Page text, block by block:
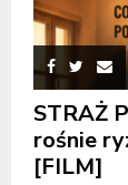
STRAŻ
rośnie
[FILM]